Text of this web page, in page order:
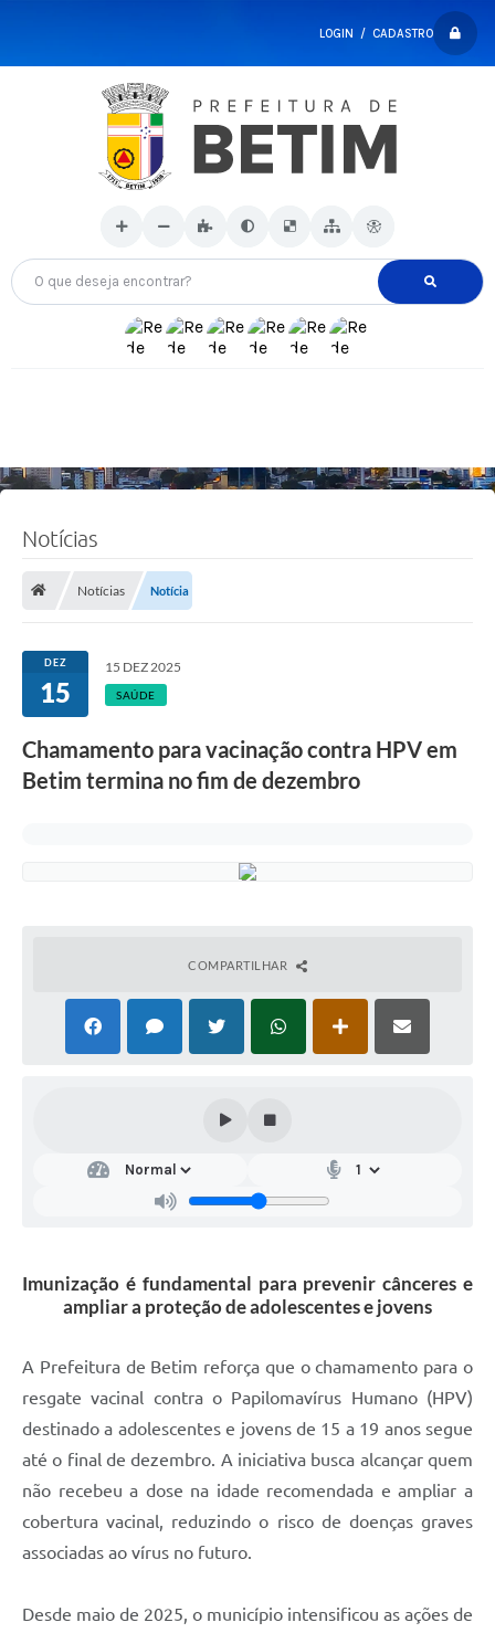
LOGIN / CADASTRO
O que deseja encontrar?
Notícias
Notícias Notícia
DEZ
15
15 DEZ 2025
SAÚDE
Chamamento para vacinação contra HPV em
Betim termina no fim de dezembro
COMPARTILHAR
Imunização é fundamental para prevenir cânceres e
ampliar a proteção de adolescentes e jovens
A Prefeitura de Betim reforça que o chamamento para o
resgate vacinal contra o Papilomavírus Humano (HPV)
destinado a adolescentes e jovens de 15 a 19 anos segue
até o final de dezembro. A iniciativa busca alcançar quem
não recebeu a dose na idade recomendada e ampliar a
cobertura vacinal, reduzindo o risco de doenças graves
associadas ao vírus no futuro.
Desde maio de 2025, o município intensificou as ações de